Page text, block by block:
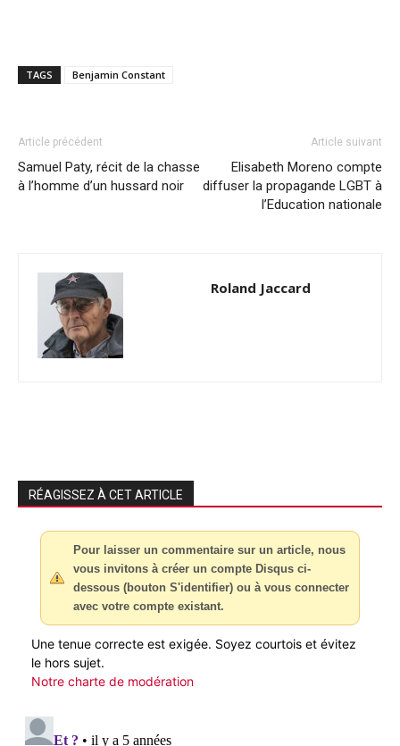
TAGS Benjamin Constant
Article précédent
Samuel Paty, récit de la chasse
à l’homme d’un hussard noir
Article suivant
Elisabeth Moreno compte
diffuser la propagande LGBT à
l’Education nationale
Roland Jaccard
RÉAGISSEZ À CET ARTICLE
Pour laisser un commentaire sur un article, nous
vous invitons à créer un compte Disqus ci-
dessous (bouton S'identifier) ou à vous connecter
avec votre compte existant.
Une tenue correcte est exigée. Soyez courtois et évitez
le hors sujet.
Notre charte de modération